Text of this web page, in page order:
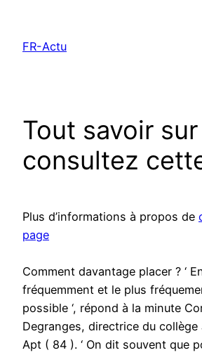
contenu
FR-Actu
Tout savoir sur
consultez
Plus d’informations à propos de
page
Comment davantage placer ? ‘
fréquemment et le plus
possible ‘, répond à la minute
Degranges, directrice du collège
Apt ( 84 ). ‘ On dit souvent que